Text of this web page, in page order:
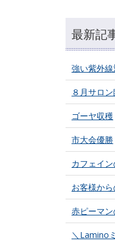
最新記
強い紫外
８月サロ
ゴーヤ収穫
市大会優勝
カフェイ
お客様か
赤ピーマ
＼Lamino